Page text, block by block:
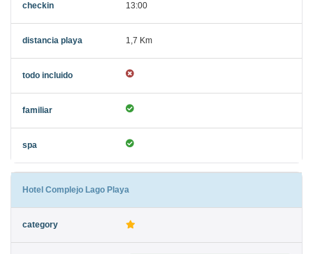
13:00
1,7 Km
Hotel Complejo Lago Playa